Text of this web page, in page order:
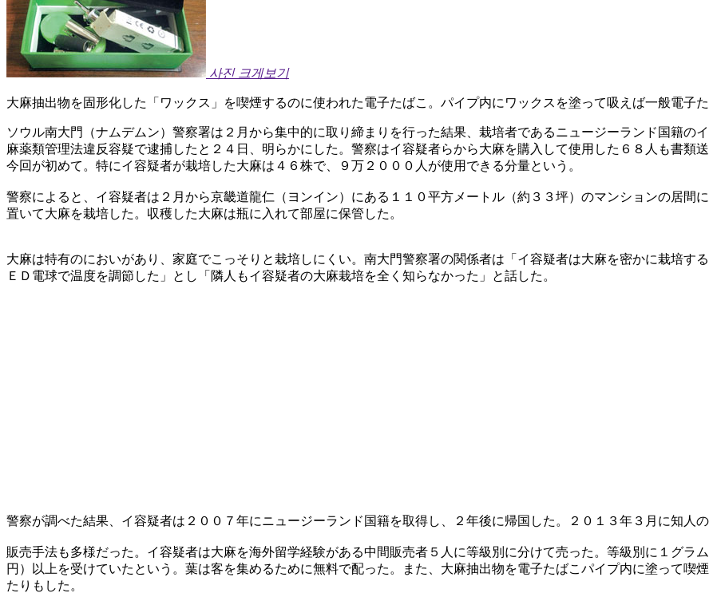
사진 크게보기
大麻抽出物を固形化した「ワックス」を喫煙するのに使われた電子たばこ。パイプ内にワックスを塗って吸えば一般電子
ソウル南大門（ナムデムン）警察署は２月から集中的に取り締まりを行った結果、栽培者であるニュージーランド国籍の
麻薬類管理法違反容疑で逮捕したと２４日、明らかにした。警察はイ容疑者らから大麻を購入して使用した６８人も書類
今回が初めて。特にイ容疑者が栽培した大麻は４６株で、９万２０００人が使用できる分量という。
警察によると、イ容疑者は２月から京畿道龍仁（ヨンイン）にある１１０平方メートル（約３３坪）のマンションの居間
置いて大麻を栽培した。収穫した大麻は瓶に入れて部屋に保管した。
大麻は特有のにおいがあり、家庭でこっそりと栽培しにくい。南大門警察署の関係者は「イ容疑者は大麻を密かに栽培す
ＥＤ電球で温度を調節した」とし「隣人もイ容疑者の大麻栽培を全く知らなかった」と話した。
警察が調べた結果、イ容疑者は２００７年にニュージーランド国籍を取得し、２年後に帰国した。２０１３年３月に知人
販売手法も多様だった。イ容疑者は大麻を海外留学経験がある中間販売者５人に等級別に分けて売った。等級別に１グラ
円）以上を受けていたという。葉は客を集めるために無料で配った。また、大麻抽出物を電子たばこパイプ内に塗って喫
たりもした。